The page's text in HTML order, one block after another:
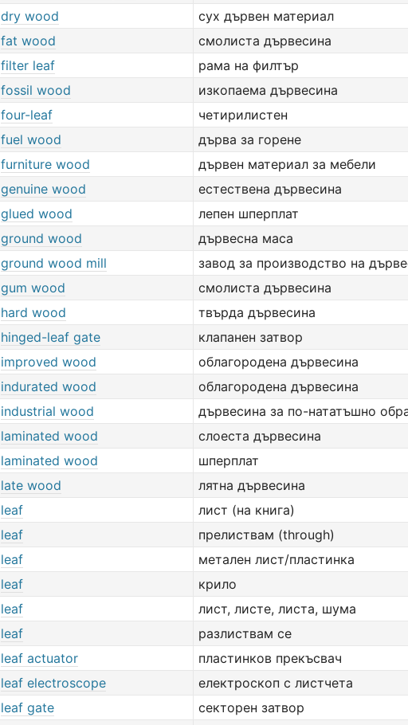
dry wood
сух дървен материал
fat wood
смолиста дървесина
filter leaf
рама на филтър
fossil wood
изкопаема дървесина
four-leaf
четирилистен
fuel wood
дърва за горене
furniture wood
дървен материал за мебели
genuine wood
естествена дървесина
glued wood
лепен шперплат
ground wood
дървесна маса
ground wood mill
завод за производство на
gum wood
смолиста дървесина
hard wood
твърда дървесина
hinged-leaf gate
клапанен затвор
improved wood
облагородена дървесина
indurated wood
облагородена дървесина
industrial wood
дървесина за по-нататъшно
laminated wood
слоеста дървесина
laminated wood
шперплат
late wood
лятна дървесина
leaf
лист (на книга)
leaf
прелиствам (through)
leaf
метален лист/пластинка
leaf
крило
leaf
лист, листе, листа, шума
leaf
разлиствам се
leaf actuator
пластинков прекъсвач
leaf electroscope
електроскоп с листчета
leaf gate
секторен затвор